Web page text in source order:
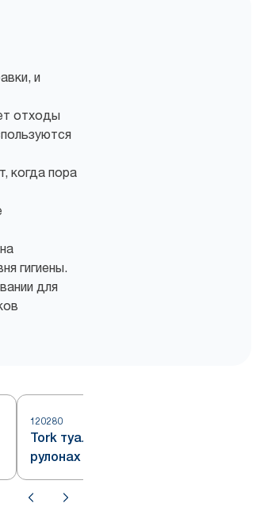
и
отходы
когда пора
гигиены.
для
120280
Tork туалетная бумага в мини-
рулонах